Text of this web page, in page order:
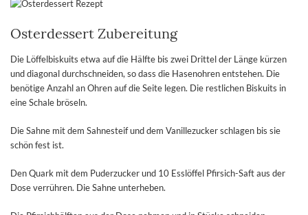
Osterdessert Zubereitung
Die Löffelbiskuits etwa auf die Hälfte bis zwei Drittel der Länge kürzen
und diagonal durchschneiden, so dass die Hasenohren entstehen. Die
benötige Anzahl an Ohren auf die Seite legen. Die restlichen Biskuits in
eine Schale bröseln.
Die Sahne mit dem Sahnesteif und dem Vanillezucker schlagen bis sie
schön fest ist.
Den Quark mit dem Puderzucker und 10 Esslöffel Pfirsich-Saft aus der
Dose verrühren. Die Sahne unterheben.